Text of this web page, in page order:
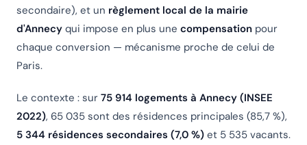
secondaire), et un règlement local de la mairie
d'Annecy qui impose en plus une compensation pour
chaque conversion — mécanisme proche de celui de
Paris.
Le contexte : sur 75 914 logements à Annecy (INSEE
2022), 65 035 sont des résidences principales (85,7 %),
5 344 résidences secondaires (7,0 %) et 5 535 vacants.